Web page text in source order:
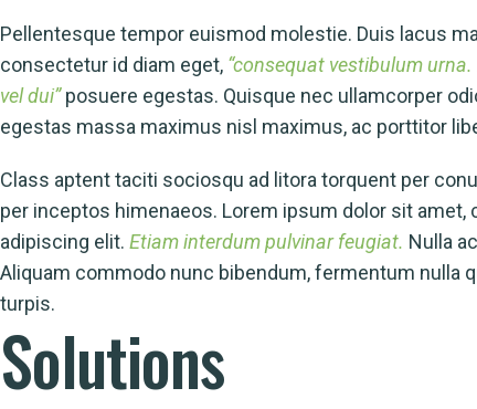
Pellentesque tempor euismod molestie. Duis lacus
consectetur id diam eget, “consequat vestibulum
vel dui”posuere egestas. Quisque nec ullamcorper
egestas massa maximus nisl maximus, ac porttitor
Class aptent taciti sociosqu ad litora torquent per
per inceptos himenaeos. Lorem ipsum dolor sit amet,
adipiscing elit. Etiam interdum pulvinar feugiat. Nulla
Aliquam commodo nunc bibendum, fermentum nulla
turpis.
ipsum dolor sit amet, consectetur adipiscing elit,
tempor incididunt ut labore et dolore magna
suspendisse ultrices gravida.
Solutions